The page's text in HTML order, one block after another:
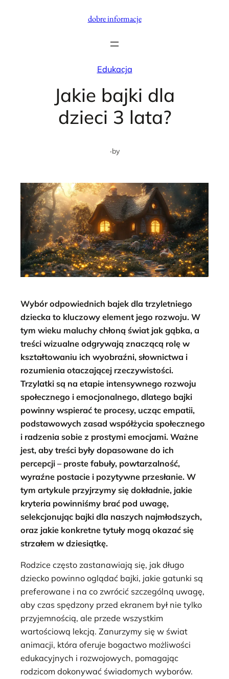
dobre informacje
Edukacja
Jakie bajki dla
dzieci 3 lata?
·by
Wybór odpowiednich bajek dla trzyletniego
dziecka to kluczowy element jego rozwoju. W
tym wieku maluchy chłoną świat jak gąbka, a
treści wizualne odgrywają znaczącą rolę w
kształtowaniu ich wyobraźni, słownictwa i
rozumienia otaczającej rzeczywistości.
Trzylatki są na etapie intensywnego rozwoju
społecznego i emocjonalnego, dlatego bajki
powinny wspierać te procesy, ucząc empatii,
podstawowych zasad współżycia społecznego
i radzenia sobie z prostymi emocjami. Ważne
jest, aby treści były dopasowane do ich
percepcji – proste fabuły, powtarzalność,
wyraźne postacie i pozytywne przesłanie. W
tym artykule przyjrzymy się dokładnie, jakie
kryteria powinniśmy brać pod uwagę,
selekcjonując bajki dla naszych najmłodszych,
oraz jakie konkretne tytuły mogą okazać się
strzałem w dziesiątkę.
Rodzice często zastanawiają się, jak długo
dziecko powinno oglądać bajki, jakie gatunki są
preferowane i na co zwrócić szczególną uwagę,
aby czas spędzony przed ekranem był nie tylko
przyjemnością, ale przede wszystkim
wartościową lekcją. Zanurzymy się w świat
animacji, która oferuje bogactwo możliwości
edukacyjnych i rozwojowych, pomagając
rodzicom dokonywać świadomych wyborów.